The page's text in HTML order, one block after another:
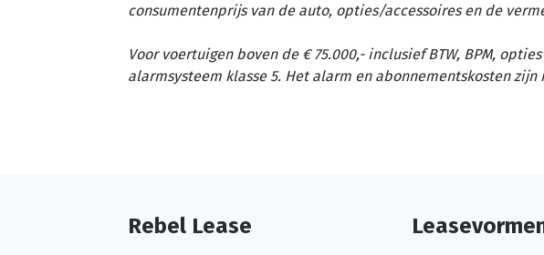
consumentenprijs van de auto, opties/accessoires en de
Voor voertuigen boven de € 75.000,- inclusief BTW, BPM,
alarmsysteem klasse 5. Het alarm en abonnementskosten
Rebel Lease